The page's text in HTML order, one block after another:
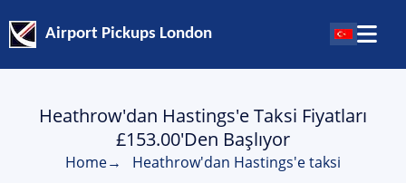
Airport Pickups London
Heathrow'dan Hastings'e Taksi Fiyatları
£153.00'den Başlıyor
Home→ Heathrow'dan Hastings'e taksi